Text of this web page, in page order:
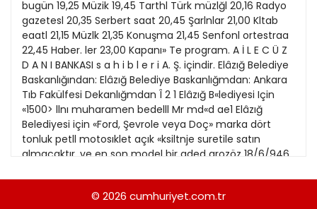
Siyaset Eki
Sürdürülebilir yaşam
Turizm Eki
Yerel Yönetimler
1985
1984
1983
1982
1981
1980
25
26
27
28
29
30
31
bugün 19,25 Müzik 19,45 Tarthl Türk müzlğl 20,16 Radyo
gazetesl 20,35 Serbert saat 20,45 Şarlnlar 21,00 Kltab
eaatl 21,15 Müzlk 21,35 Konuşma 21,45 Senfonl ortestraa
22,45 Haber. ler 23,00 Kapanı» Te program. A İ L E C Ü Z
D A N I BANKASI s a h i b l e r i A. Ş. içindir. Elâzığ Belediye
Baskanlığından: Elâzığ Belediye Baskanlığmdan: Ankara
Tıb Fakülfesi Dekanlığmdan Î 2 1 Elâzığ B«lediyesi Için
«1500> llnı muharamen bedelll Mr md«d ae1 Elâzığ
Belediyesi için «Ford, Şevrole veya Doç» marka dört
tonluk petll motosıklet açık «ksiltnje suretile satın
almacaktır. ve en son model bir aded arozöz 18/6/946
eksiltmeye konulmuştur. 2 Motörü beş beygir
fcuvvetinde olaeak ve marşla çalıjaoaktır. 2
© 2026 cumhuriyet.com.tr